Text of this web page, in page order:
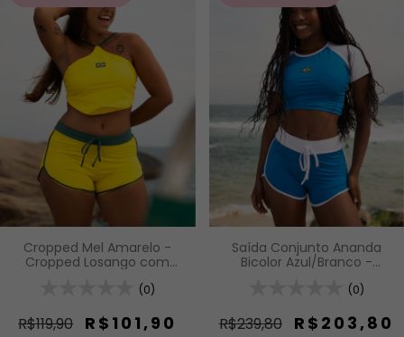
Cropped Mel Amarelo -
Cropped Losango com
(0)
R$119,90 R$101,90
Saída Conjunto Ananda
Bicolor Azul/Branco -
(0)
R$239,80 R$203,80